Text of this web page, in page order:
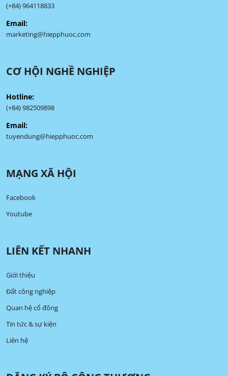
(+84) 964118833
Email:
marketing@hiepphuoc.com
CƠ HỘI NGHỀ NGHIỆP
Hotline:
(+84) 982509898
Email:
tuyendung@hiepphuoc.com
MẠNG XÃ HỘI
Facebook
Youtube
LIÊN KẾT NHANH
Giới thiệu
Đất công nghiệp
Quan hệ cổ đông
Tin tức & sự kiện
Liên hệ